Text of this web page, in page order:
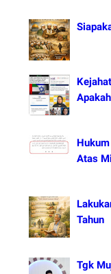
Atas
Tahun
Tgk